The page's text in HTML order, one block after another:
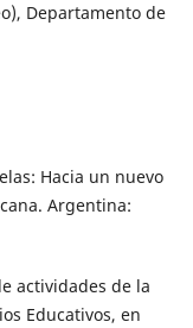
Departamento de
Hacia un nuevo
Argentina:
actividades de la
Educativos, en